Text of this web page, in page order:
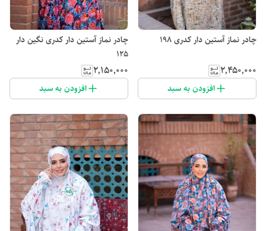
چادر نماز آستین دار کدری 198
۲٬۴۵۰٬۰۰۰
افزودن به سبد
چادر نماز آستین دار کدری نگین دار
125
۲٬۱۵۰٬۰۰۰
افزودن به سبد